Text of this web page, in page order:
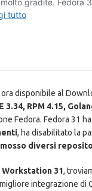
ora disponibile al
3.34, RPM 4.15,
Fedora. Fedora 31
, ha disabilitato la
diversi
Workstation 31,
integrazione di